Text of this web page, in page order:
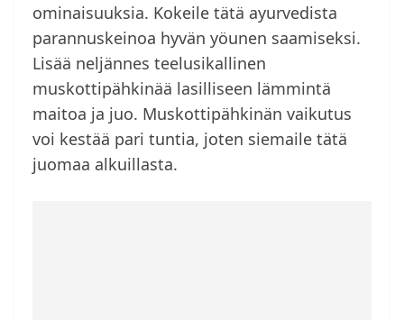
ominaisuuksia. Kokeile tätä ayurvedista
parannuskeinoa hyvän yöunen saamiseksi.
Lisää neljännes teelusikallinen
muskottipähkinää lasilliseen lämmintä
maitoa ja juo. Muskottipähkinän vaikutus
voi kestää pari tuntia, joten siemaile tätä
juomaa alkuillasta.